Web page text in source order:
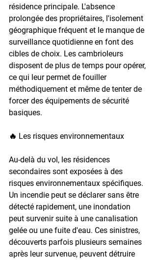
résidence principale. L'absence
prolongée des propriétaires, l'isolement
géographique fréquent et le manque de
surveillance quotidienne en font des
cibles de choix. Les cambrioleurs
disposent de plus de temps pour opérer,
ce qui leur permet de fouiller
méthodiquement et même de tenter de
forcer des équipements de sécurité
basiques.
🔥 Les risques environnementaux
Au-delà du vol, les résidences
secondaires sont exposées à des
risques environnementaux spécifiques.
Un incendie peut se déclarer sans être
détecté rapidement, une inondation
peut survenir suite à une canalisation
gelée ou une fuite d'eau. Ces sinistres,
découverts parfois plusieurs semaines
après leur survenue, peuvent détruire